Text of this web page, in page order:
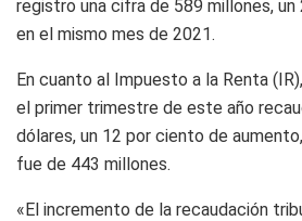
registro una cifra de 589 millones,
en el mismo mes de 2021.
En cuanto al Impuesto a la Renta
el primer trimestre de este año
dólares, un 12 por ciento de
fue de 443 millones.
«El incremento de la recaudación